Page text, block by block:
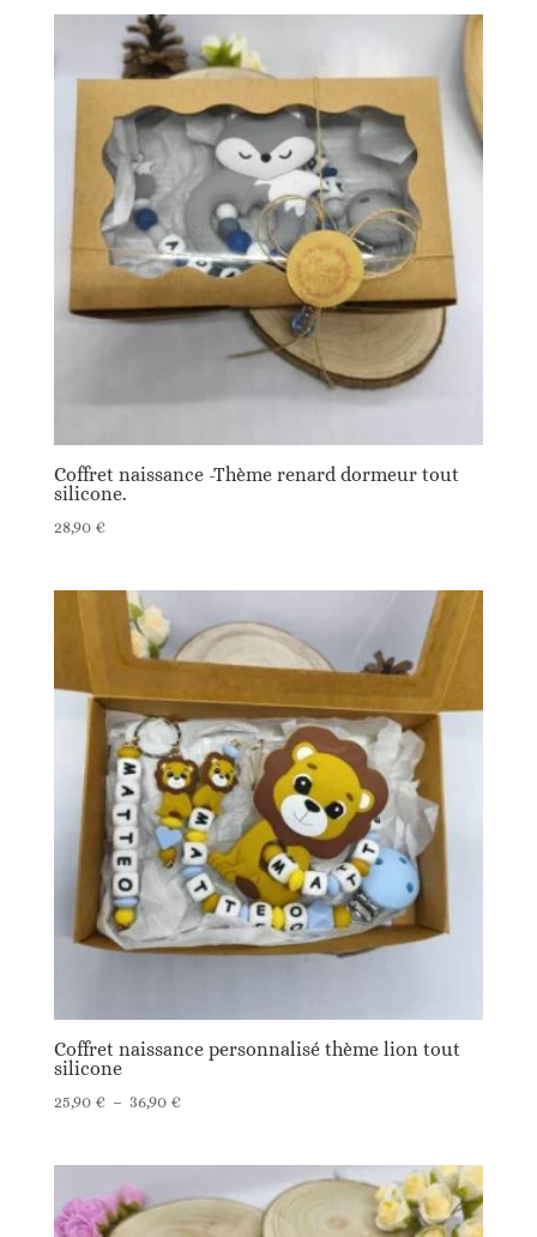
Coffret naissance -Thème renard dormeur tout
silicone.
28,90 €
Coffret naissance personnalisé thème lion tout
silicone
25,90 € – 36,90 €Plage
à